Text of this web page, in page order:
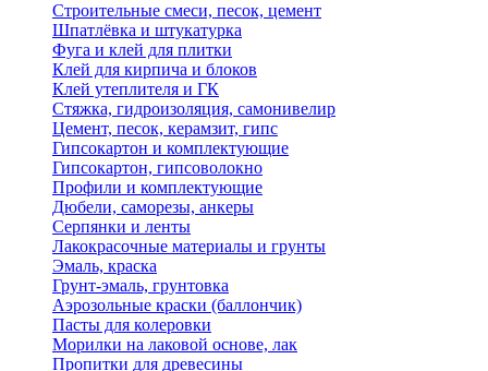
Строительные смеси, песок, цемент
Шпатлёвка и штукатурка
Фуга и клей для плитки
Клей для кирпича и блоков
Клей утеплителя и ГК
Стяжка, гидроизоляция, самонивелир
Цемент, песок, керамзит, гипс
Гипсокартон и комплектующие
Гипсокартон, гипсоволокно
Профили и комплектующие
Дюбели, саморезы, анкеры
Серпянки и ленты
Лакокрасочные материалы и грунты
Эмаль, краска
Грунт-эмаль, грунтовка
Аэрозольные краски (баллончик)
Пасты для колеровки
Морилки на лаковой основе, лак
Пропитки для древесины